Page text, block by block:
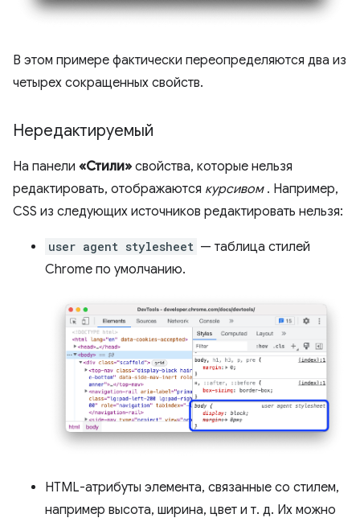
В этом примере фактически переопределяются два из
четырех сокращенных свойств.
Нередактируемый
На панели «Стили» свойства, которые нельзя
редактировать, отображаются курсивом. Например,
CSS из следующих источников редактировать нельзя:
user agent stylesheet — таблица стилей
Chrome по умолчанию.
HTML-атрибуты элемента, связанные со стилем,
например высота, ширина, цвет и т. д. Их можно